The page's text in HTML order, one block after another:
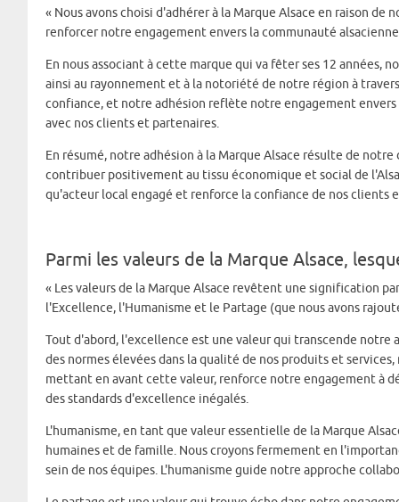
« Nous avons choisi d'adhérer à la Marque Alsace en raison
renforcer notre engagement envers la communauté
En nous associant à cette marque qui va fêter ses 12
ainsi au rayonnement et à la notoriété de notre région à
confiance, et notre adhésion reflète notre engagement
avec nos clients et partenaires.
En résumé, notre adhésion à la Marque Alsace résulte de
contribuer positivement au tissu économique et social de
qu'acteur local engagé et renforce la confiance de nos clients
Parmi les valeurs de la Marque Alsace,
« Les valeurs de la Marque Alsace revêtent une signification
l'Excellence, l'Humanisme et le Partage (que nous avons
Tout d'abord, l'excellence est une valeur qui transcende
des normes élevées dans la qualité de nos produits et
mettant en avant cette valeur, renforce notre engagement à
des standards d'excellence inégalés.
L'humanisme, en tant que valeur essentielle de la Marque
humaines et de famille. Nous croyons fermement en
sein de nos équipes. L'humanisme guide notre approche